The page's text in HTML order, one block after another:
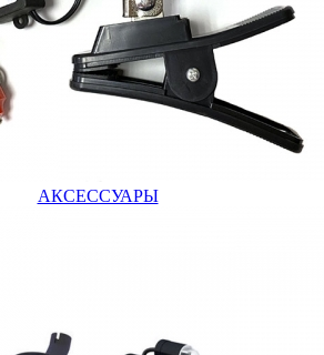
АКСЕССУАРЫ